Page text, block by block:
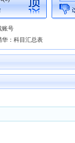
账号
华：科目汇总表